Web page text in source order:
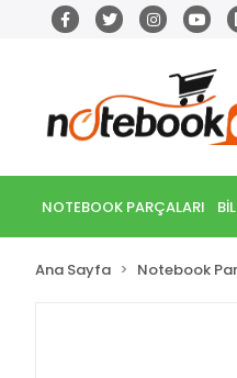
NOTEBOOK PARÇALARI
Ana Sayfa Notebook